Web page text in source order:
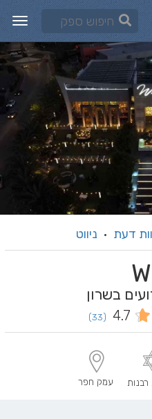
דעת · ניווט
בשרון
4.7
(33)
עמק חפר